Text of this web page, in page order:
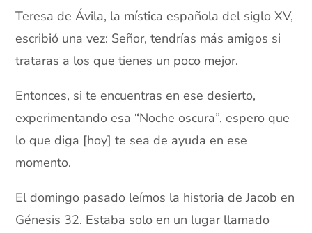
Teresa de Ávila, la mística española del siglo XV,
escribió una vez: Señor, tendrías más amigos si
trataras a los que tienes un poco mejor.
Entonces, si te encuentras en ese desierto,
experimentando esa “Noche oscura”, espero que
lo que diga [hoy] te sea de ayuda en ese
momento.
El domingo pasado leímos la historia de Jacob en
Génesis 32. Estaba solo en un lugar llamado